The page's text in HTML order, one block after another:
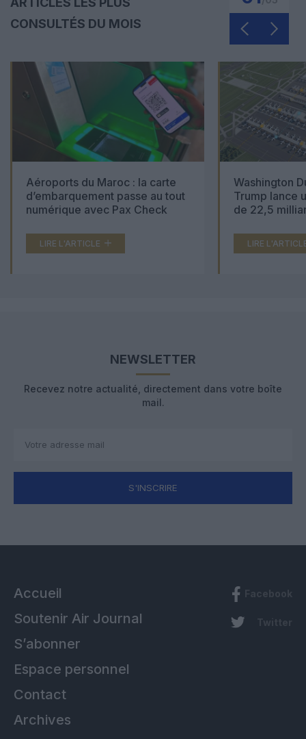
CONSULTÉS DU MOIS
Aéroports du Maroc : la carte
d’embarquement passe au tout
numérique avec Pax Check
LIRE L'ARTICLE
Washington
Trump lance
de 22,5
LIRE
NEWSLETTER
Recevez notre actualité, directement dans votre boîte
mail.
S'INSCRIRE
Accueil
Soutenir Air Journal
S’abonner
Espace personnel
Contact
Archives